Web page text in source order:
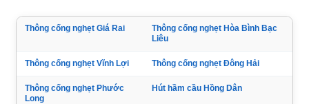
Thông cống nghẹt Giá Rai
Thông cống nghẹt Hòa Bình Bạc
Liêu
Thông cống nghẹt Vĩnh Lợi Thông cống nghẹt Đông Hải
Thông cống nghẹt Phước
Long
Hút hầm cầu Hồng Dân